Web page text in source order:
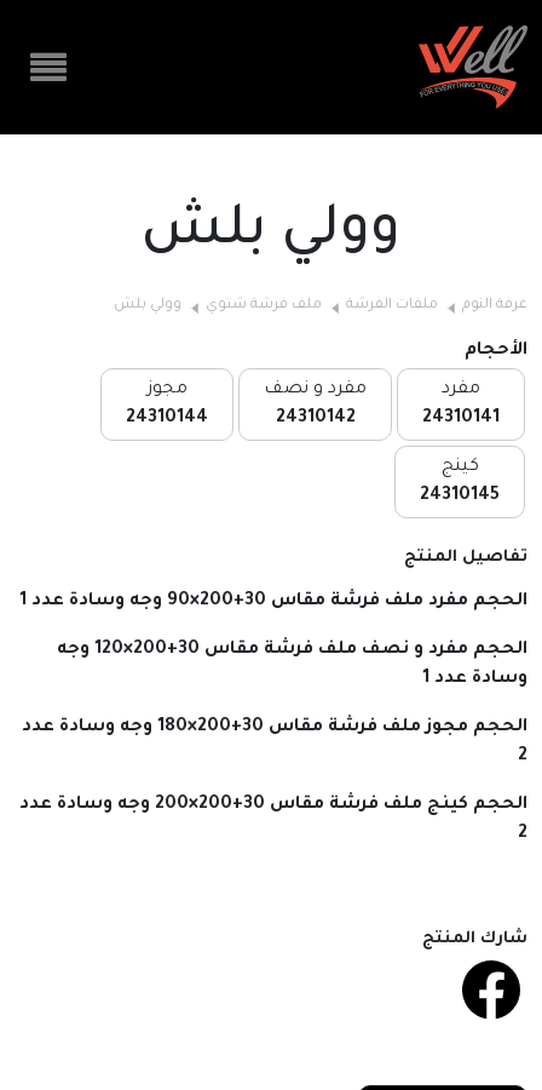
وولي بلش
غرفة النوم ملفات الفرشة ملف فرشة شتوي وولي بلش
الأحجام
مفرد
24310141
مفرد و نصف
24310142
مجوز
24310144
كينج
24310145
تفاصيل المنتج
الحجم مفرد ملف فرشة مقاس وجه وسادة عدد 1
الحجم مفرد و نصف ملف فرشة مقاس
وجه
وسادة عدد 1
الحجم مجوزملف فرشة مقاس وجه وسادة عدد
2
الحجم كينج ملف فرشة مقاس وجه وسادة عدد
2
شارك المنتج